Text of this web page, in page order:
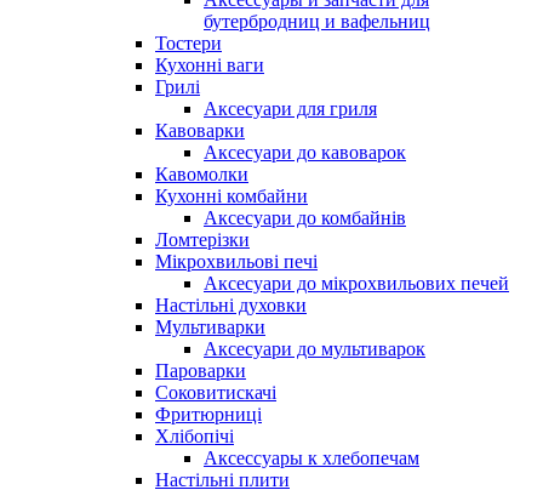
бутербродниц и вафельниц
Тостери
Кухонні ваги
Грилі
Аксесуари для гриля
Кавоварки
Аксесуари до кавоварок
Кавомолки
Кухонні комбайни
Аксесуари до комбайнів
Ломтерізки
Мікрохвильові печі
Аксесуари до мікрохвильових печей
Настільні духовки
Мультиварки
Аксесуари до мультиварок
Пароварки
Соковитискачі
Фритюрниці
Хлібопічі
Аксессуары к хлебопечам
Настільні плити